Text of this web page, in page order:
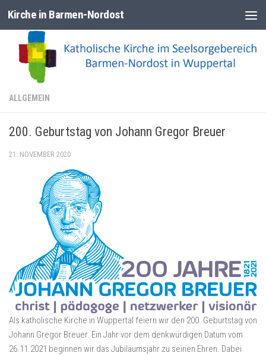
Zum Inhalt springen
Kirche in Barmen-Nordost
ALLGEMEIN
200. Geburtstag von Johann Gregor Breuer
21. NOVEMBER 2020
Als katholische Kirche in Wuppertal feiern wir den 200. Geburtstag von
Johann Gregor Breuer. Ein Jahr vor dem denkwürdigen Datum vom
26.11.2021 beginnen wir das Jubiläumsjahr zu seinen Ehren. Dabei